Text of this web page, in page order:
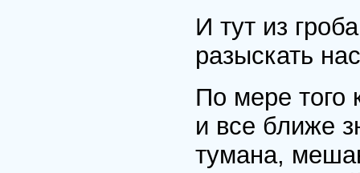
И тут из
разыскать
По мере того
и все ближе
тумана,